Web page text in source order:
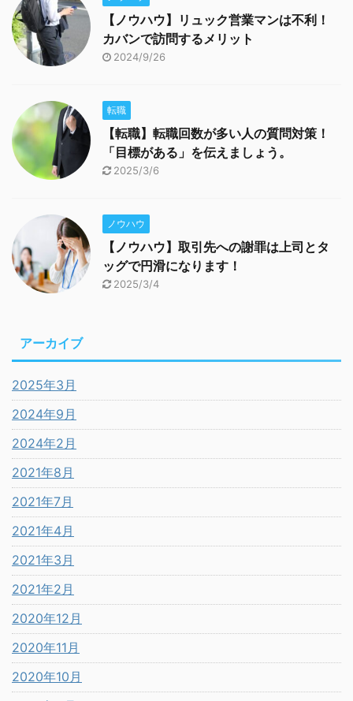
【ノウハウ】リュック営業マンは不利！
カバンで訪問するメリット
2024/9/26
転職
【転職】転職回数が多い人の質問対策！
「目標がある」を伝えましょう。
2025/3/6
ノウハウ
【ノウハウ】取引先への謝罪は上司とタ
ッグで円滑になります！
2025/3/4
アーカイブ
2025年3月
2024年9月
2024年2月
2021年8月
2021年7月
2021年4月
2021年3月
2021年2月
2020年12月
2020年11月
2020年10月